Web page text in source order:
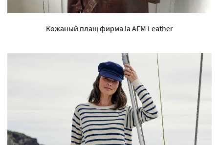
Кожаный плащ фирма la AFM Leather